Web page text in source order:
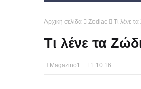
Αρχική σελίδα Zodiac Τι λένε
Τι λένε τα
Magazino1 1.10.16